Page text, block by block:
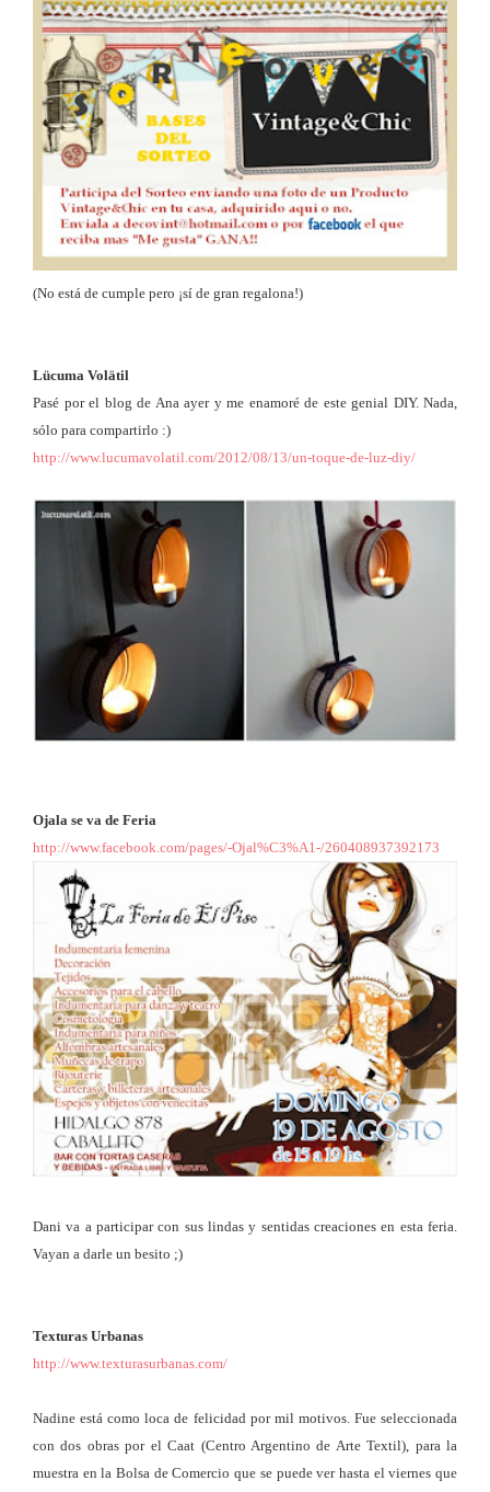
(No está de cumple pero ¡sí de gran regalona!)
Lücuma Volätil
Pasé por el blog de Ana ayer y me enamoré de este genial DIY. Nada,
sólo para compartirlo :)
http://www.lucumavolatil.com/2012/08/13/un-toque-de-luz-diy/
Ojala se va de Feria
http://www.facebook.com/pages/-Ojal%C3%A1-/260408937392173
Dani va a participar con sus lindas y sentidas creaciones en esta feria.
Vayan a darle un besito ;)
Texturas Urbanas
http://www.texturasurbanas.com/
Nadine está como loca de felicidad por mil motivos. Fue seleccionada
con dos obras por el Caat (Centro Argentino de Arte Textil), para la
muestra en la Bolsa de Comercio que se puede ver hasta el viernes que